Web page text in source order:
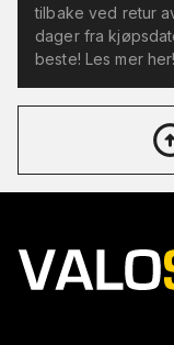
tilbake ved retur
dager fra
beste! Les mer her!